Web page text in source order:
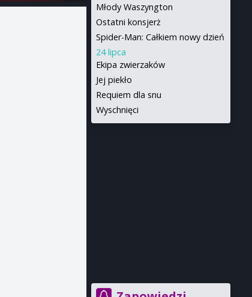
Młody Waszyngton
Ostatni konsjerż
Spider-Man: Całkiem nowy dzień
24 lipca
Ekipa zwierzaków
Jej piekło
Requiem dla snu
Wyschnięci